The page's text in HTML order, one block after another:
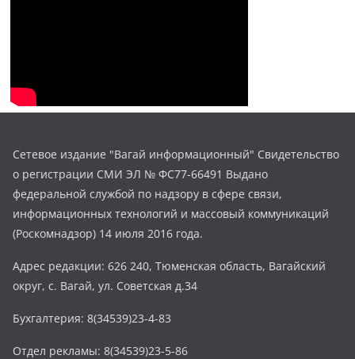
Сетевое издание "Вагай информационный" Свидетельство
о регистрации СМИ ЭЛ № ФС77-66491 Выдано
федеральной службой по надзору в сфере связи,
информационных технологий и массовый коммуникаций
(Роскомнадзор) 14 июля 2016 года.
Адрес редакции: 626 240, Тюменская область, Вагайский
округ, с. Вагай, ул. Советская д.34
Бухгалтерия: 8(34539)23-4-83
Отдел рекламы: 8(34539)23-5-86